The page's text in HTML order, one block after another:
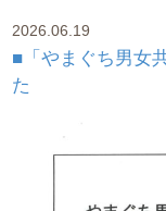
2026.06.19
■ 「やまぐち男女
た